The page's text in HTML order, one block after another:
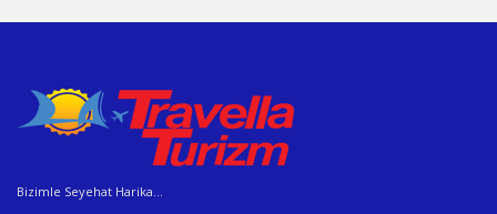
Bizimle Seyehat Harika...